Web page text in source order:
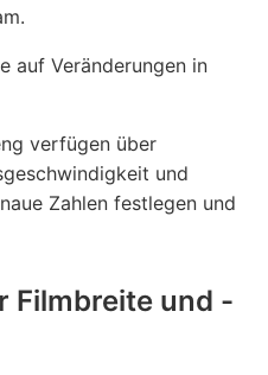
auf Veränderungen in
verfügen über
und
Zahlen festlegen und
Filmbreite und -